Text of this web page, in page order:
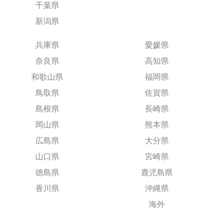
千葉県
新潟県
兵庫県
奈良県
和歌山県
鳥取県
島根県
岡山県
広島県
山口県
徳島県
香川県
愛媛県
高知県
福岡県
佐賀県
長崎県
熊本県
大分県
宮崎県
鹿児島県
沖縄県
海外